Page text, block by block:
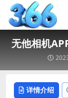
无他相机
详情介绍